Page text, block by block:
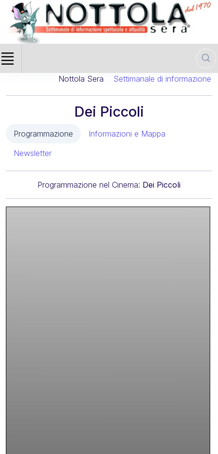
Nottola Sera Settimanale di informazione
Dei Piccoli
Programmazione
Informazioni e Mappa
Newsletter
Programmazione nel Cinema: Dei Piccoli